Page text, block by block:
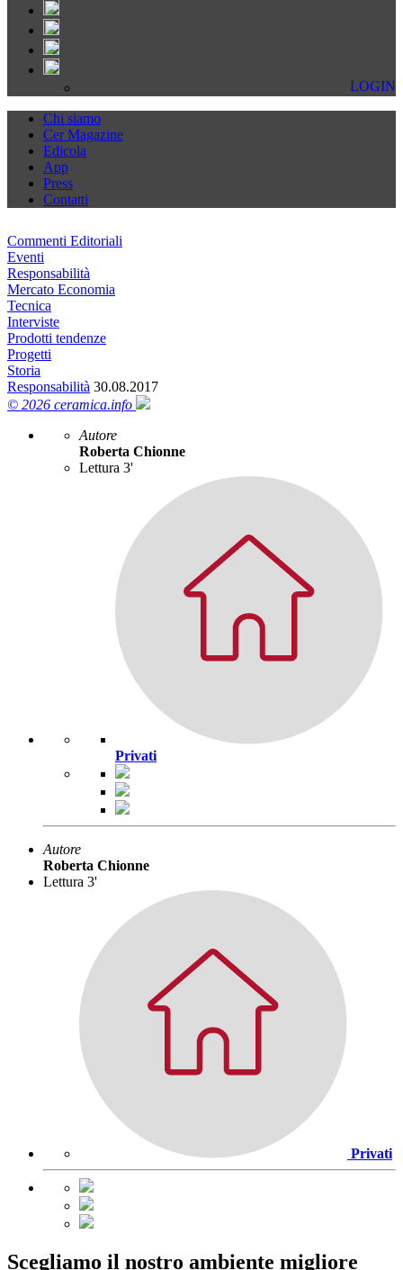
LOGIN
Chi siamo
Cer Magazine
Edicola
App
Press
Contatti
Commenti Editoriali
Eventi
Responsabilità
Mercato Economia
Tecnica
Interviste
Prodotti tendenze
Progetti
Storia
Responsabilità 30.08.2017
© 2026 ceramica.info
Autore
Roberta Chionne
Lettura 3'
Privati
Autore
Roberta Chionne
Lettura 3'
Privati
Scegliamo il nostro ambiente migliore